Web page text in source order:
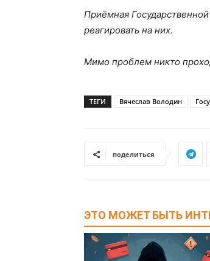
Приёмная
реагировать на них.
Мимо проблем никто
ТЕГИ Вячеслав Володин
поделиться
ЭТО МОЖЕТ БЫТЬ